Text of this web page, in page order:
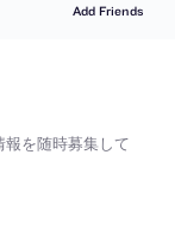
Add Friends
を随時募集して